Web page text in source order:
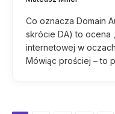
Co oznacza Domain
skrócie DA) to ocena
internetowej w
Mówiąc prościej – to